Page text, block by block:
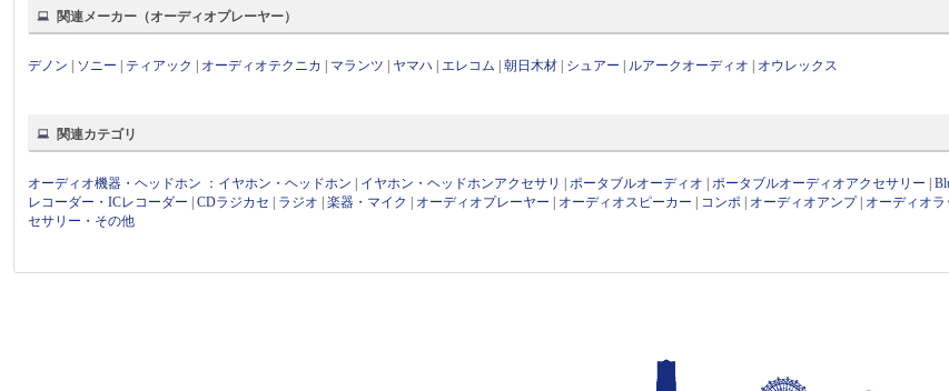
関連メーカー（オーディオプレーヤー）
デノン ソニー ティアック オーディオテクニカ マランツ ヤマハ エレコム |朝日木材 シュアー ルアークオーディオ オウレックス
関連カテゴリ
オーディオ機器・ヘッドホン ： イヤホン・ヘッドホン イヤホン・ヘッドホンアクセサリ |ポータブルオーディオ |ポータブルオーディオアクセサリー |
レコーダー・ICレコーダー |CDラジカセ ラジオ |楽器・マイク オーディオプレーヤー オーディオスピーカー コンポ オーディオアンプ| オーディオラ
セサリー・その他